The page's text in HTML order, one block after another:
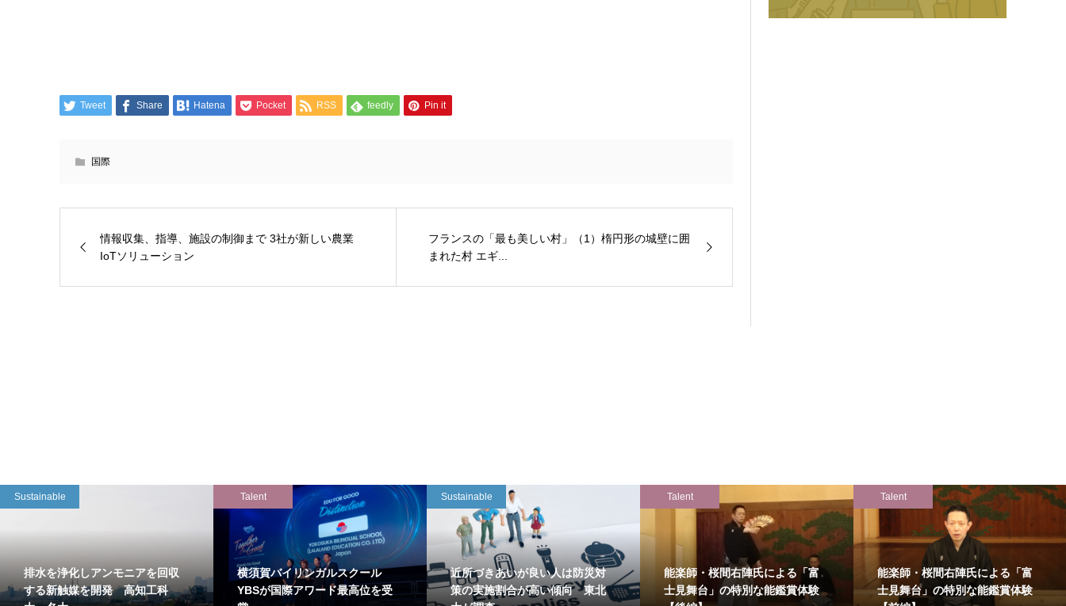
Tweet Share Hatena Pocket RSS feedly Pin it
国際
情報収集、指導、施設の制御まで 3社が新しい農業
IoTソリューション
フランスの「最も美しい村」（1）楕円形の城壁に囲
まれた村 エギ...
Sustainable
排水を浄化しアンモニアを回収
する新触媒を開発 高知工科
Talent
横須賀バイリンガルスクール
YBSが国際アワード最高位を受
Sustainable
近所づきあいが良い人は防災対
策の実施割合が高い傾向 東北
Talent
能楽師・桜間右陣氏による「富
士見舞台」の特別な能鑑賞体験
Talent
能楽師・桜間右陣氏による「富
士見舞台」の特別な能鑑賞体験